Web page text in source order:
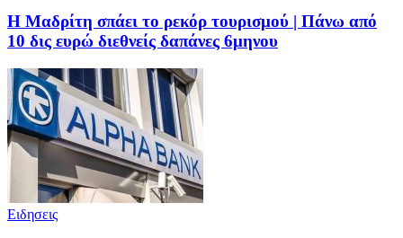
Η Μαδρίτη σπάει το ρεκόρ τουρισμού | Πάνω από
10 δις ευρώ διεθνείς δαπάνες 6μηνου
Ειδησεις